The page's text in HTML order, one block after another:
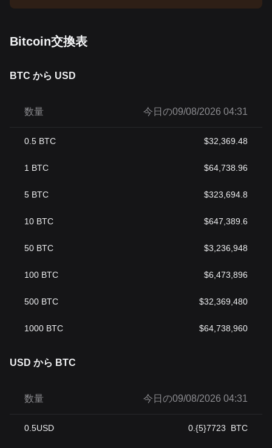
Bitcoin交換表
BTC から USD
数量 今日の09/08/2026 04:31
0.5 BTC $32,369.48
1 BTC $64,738.96
5 BTC $323,694.8
10 BTC $647,389.6
50 BTC $3,236,948
100 BTC $6,473,896
500 BTC $32,369,480
1000 BTC $64,738,960
USD から BTC
数量 今日の09/08/2026 04:31
0.5USD 0.{5}7723 BTC